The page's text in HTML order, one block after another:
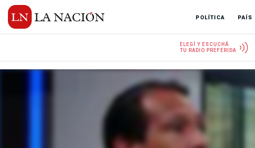
POLÍTICA PAÍS
ELEGÍ Y ESCUCHÁ
TU RADIO PREFERIDA